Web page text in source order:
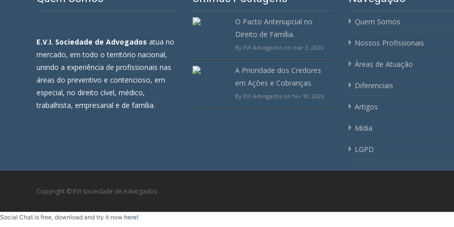
E.V.I. Sociedade de Advogados atua no
mercado, em todo o território nacional,
unindo a experiência de profissionais nas
áreas do preventivo e contencioso, em
especial, no direito cível, médico,
trabalhista, empresarial e de família.
O Pacto Antenupcial no
Direito de Família.
By EVI Advogados on mar 3, 2026
A Prioridade dos Credores
em Ações e Cobranças.
By EVI Advogados on fev 10, 2026
Quem Somos
Nossos Profissionais
Áreas de Atuação
Diferenciais
Artigos
Mídia
LGPD
Copyright © EVI Sociedade de Advogados
Social Chat is free, download and try it now here!